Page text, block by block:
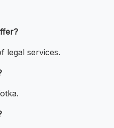
legal services.